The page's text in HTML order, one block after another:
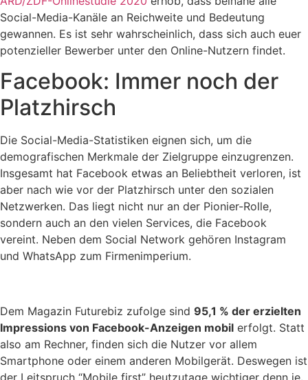
Social-Media-Kanäle an Reichweite und Bedeutung
gewannen. Es ist sehr wahrscheinlich, dass sich auch euer
potenzieller Bewerber unter den Online-Nutzern findet.
Facebook: Immer noch der
Platzhirsch
Die Social-Media-Statistiken eignen sich, um die
demografischen Merkmale der Zielgruppe einzugrenzen.
Insgesamt hat Facebook etwas an Beliebtheit verloren, ist
aber nach wie vor der Platzhirsch unter den sozialen
Netzwerken. Das liegt nicht nur an der Pionier-Rolle,
sondern auch an den vielen Services, die Facebook
vereint. Neben dem Social Network gehören Instagram
und WhatsApp zum Firmenimperium.
Dem Magazin Futurebiz zufolge sind 95,1 % der erzielten
Impressions von Facebook-Anzeigen mobil erfolgt. Statt
also am Rechner, finden sich die Nutzer vor allem
Smartphone oder einem anderen Mobilgerät. Deswegen ist